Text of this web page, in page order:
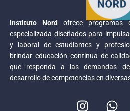
Instituto Nord
ofrece programas
especializada diseñados para
y laboral de estudiantes y
brindar educación continua de
que responda a las demandas
desarrollo de competencias en